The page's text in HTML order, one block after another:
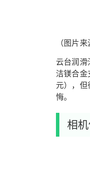
（图片
云台润
洁镁合
元），
悔。
相